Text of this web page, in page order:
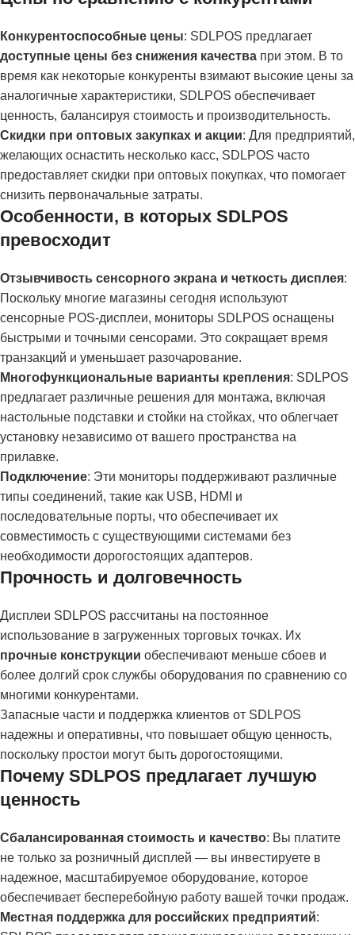
Конкурентоспособные цены: SDLPOS предлагает
доступные цены без снижения качества при этом. В то
время как некоторые конкуренты взимают высокие цены за
аналогичные характеристики, SDLPOS обеспечивает
ценность, балансируя стоимость и производительность.
Скидки при оптовых закупках и акции: Для предприятий,
желающих оснастить несколько касс, SDLPOS часто
предоставляет скидки при оптовых покупках, что помогает
снизить первоначальные затраты.
Особенности, в которых SDLPOS
превосходит
Отзывчивость сенсорного экрана и четкость дисплея:
Поскольку многие магазины сегодня используют
сенсорные POS-дисплеи, мониторы SDLPOS оснащены
быстрыми и точными сенсорами. Это сокращает время
транзакций и уменьшает разочарование.
Многофункциональные варианты крепления: SDLPOS
предлагает различные решения для монтажа, включая
настольные подставки и стойки на стойках, что облегчает
установку независимо от вашего пространства на
прилавке.
Подключение: Эти мониторы поддерживают различные
типы соединений, такие как USB, HDMI и
последовательные порты, что обеспечивает их
совместимость с существующими системами без
необходимости дорогостоящих адаптеров.
Прочность и долговечность
Дисплеи SDLPOS рассчитаны на постоянное
использование в загруженных торговых точках. Их
прочные конструкции обеспечивают меньше сбоев и
более долгий срок службы оборудования по сравнению со
многими конкурентами.
Запасные части и поддержка клиентов от SDLPOS
надежны и оперативны, что повышает общую ценность,
поскольку простои могут быть дорогостоящими.
Почему SDLPOS предлагает лучшую
ценность
Сбалансированная стоимость и качество: Вы платите
не только за розничный дисплей — вы инвестируете в
надежное, масштабируемое оборудование, которое
обеспечивает бесперебойную работу вашей точки продаж.
Местная поддержка для российских предприятий: